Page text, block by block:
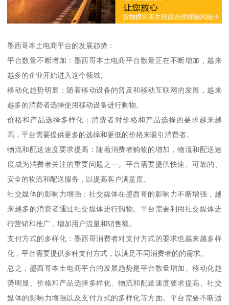
墨西哥本土电商平台的发展趋势：
平台数量不断增加：墨西哥本土电商平台数量正在不断增加，越来
越多的企业开始进入这个领域。
移动化趋势明显：随着移动设备的普及和移动互联网的发展，越来
越多的消费者选择使用移动设备进行购物。
价格和产品选择多样化：消费者对价格和产品选择的要求越来越
高，平台需要提供更多的选择和更低的价格来吸引消费者。
物流和配送速度要求提高：随着消费者购物的增加，物流和配送速
度成为消费者关注的重要问题之一。平台需要提供快速、可靠的、
安全的物流和配送服务，以提高客户满意度。
社交媒体的影响力增强：社交媒体在墨西哥的影响力不断增强，越
来越多的消费者通过社交媒体进行购物。平台需要利用社交媒体进
行营销和推广，增加用户流量和销售额。
支付方式的多样化：墨西哥消费者对支付方式的要求也越来越多样
化，平台需要提供多种支付方式，以满足不同消费者的的需求。
总之，墨西哥本土电商平台的发展趋势是平台数量增加、移动化趋
势明显、价格和产品选择多样化、物流和配送速度要求提高、社交
媒体的影响力增强以及支付方式的多样化等方面。平台需要不断适